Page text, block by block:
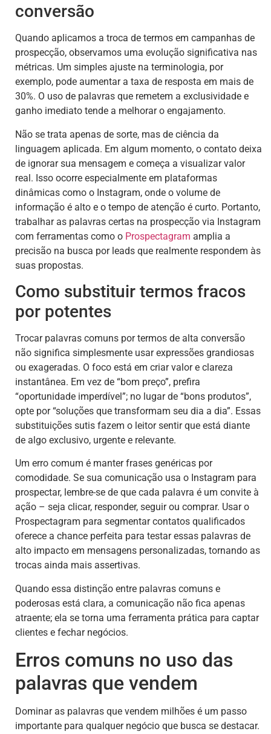
conversão
Quando aplicamos a troca de termos em campanhas de
prospecção, observamos uma evolução significativa nas
métricas. Um simples ajuste na terminologia, por
exemplo, pode aumentar a taxa de resposta em mais de
30%. O uso de palavras que remetem a exclusividade e
ganho imediato tende a melhorar o engajamento.
Não se trata apenas de sorte, mas de ciência da
linguagem aplicada. Em algum momento, o contato deixa
de ignorar sua mensagem e começa a visualizar valor
real. Isso ocorre especialmente em plataformas
dinâmicas como o Instagram, onde o volume de
informação é alto e o tempo de atenção é curto. Portanto,
trabalhar as palavras certas na prospecção via Instagram
com ferramentas como o Prospectagram amplia a
precisão na busca por leads que realmente respondem às
suas propostas.
Como substituir termos fracos
por potentes
Trocar palavras comuns por termos de alta conversão
não significa simplesmente usar expressões grandiosas
ou exageradas. O foco está em criar valor e clareza
instantânea. Em vez de “bom preço”, prefira
“oportunidade imperdível”; no lugar de “bons produtos”,
opte por “soluções que transformam seu dia a dia”. Essas
substituições sutis fazem o leitor sentir que está diante
de algo exclusivo, urgente e relevante.
Um erro comum é manter frases genéricas por
comodidade. Se sua comunicação usa o Instagram para
prospectar, lembre-se de que cada palavra é um convite à
ação – seja clicar, responder, seguir ou comprar. Usar o
Prospectagram para segmentar contatos qualificados
oferece a chance perfeita para testar essas palavras de
alto impacto em mensagens personalizadas, tornando as
trocas ainda mais assertivas.
Quando essa distinção entre palavras comuns e
poderosas está clara, a comunicação não fica apenas
atraente; ela se torna uma ferramenta prática para captar
clientes e fechar negócios.
Erros comuns no uso das
palavras que vendem
Dominar as palavras que vendem milhões é um passo
importante para qualquer negócio que busca se destacar.